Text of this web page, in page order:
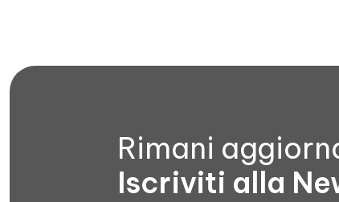
Rimani
Iscriviti alla